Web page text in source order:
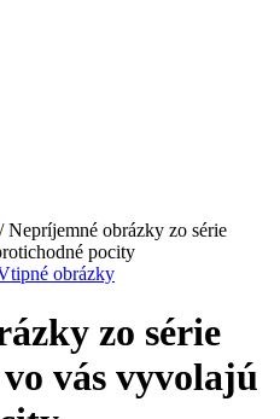
/ Nepríjemné obrázky zo série
pocity
obrázky
zo série
vás vyvolajú